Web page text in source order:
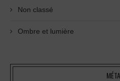
Non classé
Ombre et lumière
MÉTA